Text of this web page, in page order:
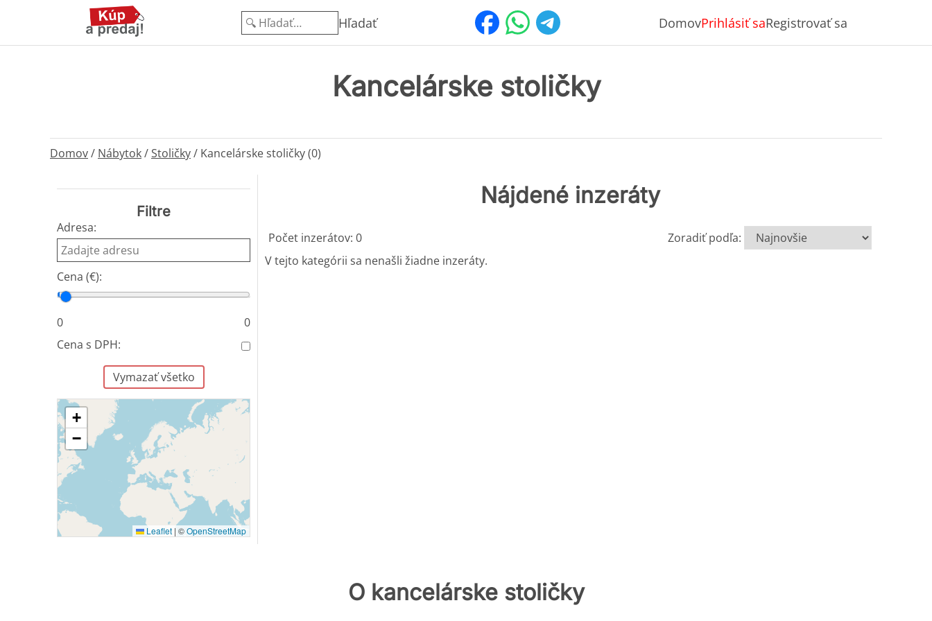
Hľadať DomovPrihlásiť saRegistrovať sa
Kancelárske stoličky
Domov/ Nábytok/Stoličky/ Kancelárske stoličky (0)
Filtre
Adresa:
Cena (€):
Cena od
Cena do
0
0
Cena s DPH:
Vymazať všetko
+
−
Leaflet | ©OpenStreetMap
Nájdené inzeráty
Počet inzerátov: 0
Zoradiť podľa:
V tejto kategórii sa nenašli žiadne inzeráty.
O kancelárske stoličky